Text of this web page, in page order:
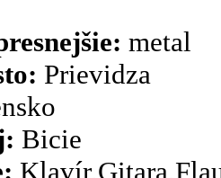
metal
Prievidza
Bicie